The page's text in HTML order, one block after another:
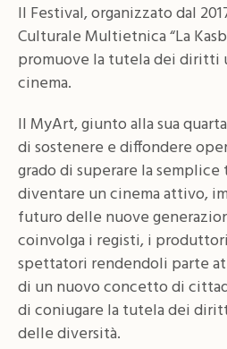
Il Festival, organizzato dal
Culturale Multietnica “La
promuove la tutela dei diritti
cinema.
Il MyArt, giunto alla sua
di sostenere e diffondere
grado di superare la
diventare un cinema attivo,
futuro delle nuove
coinvolga i registi, i
spettatori rendendoli parte
di un nuovo concetto di
di coniugare la tutela dei
delle diversità.